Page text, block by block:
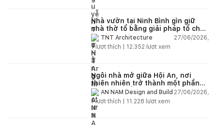
Nhà vườn tại Ninh Bình gìn giữ
nhà thờ tổ bằng giải pháp tổ chức
lại không gian
TNT Architecture
27/06/2026,
1lượt thích | 12.352 lượt xem
Ngôi nhà mở giữa Hội An, nơi
thiên nhiên trở thành một phần
của cuộc sống
AN NAM Design and Build 27/06/2026,
1lượt thích | 11.228 lượt xem